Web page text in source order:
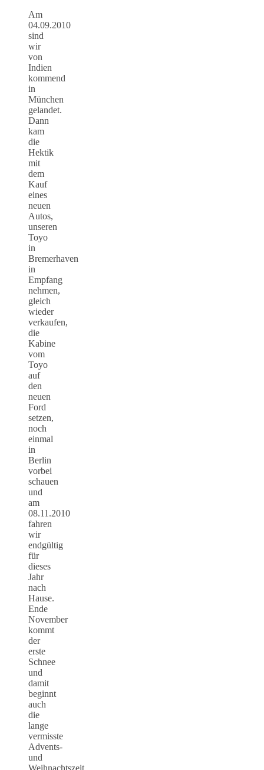
Am
04.09.2010
sind
wir
von
Indien
kommend
in
München
gelandet.
Dann
kam
die
Hektik
mit
dem
Kauf
eines
neuen
Autos,
unseren
Toyo
in
Bremerhaven
in
Empfang
nehmen,
gleich
wieder
verkaufen,
die
Kabine
vom
Toyo
auf
den
neuen
Ford
setzen,
noch
einmal
in
Berlin
vorbei
schauen
und
am
08.11.2010
fahren
wir
endgültig
für
dieses
Jahr
nach
Hause.
Ende
November
kommt
der
erste
Schnee
und
damit
beginnt
auch
die
lange
vermisste
Advents-
und
Weihnachtszeit.